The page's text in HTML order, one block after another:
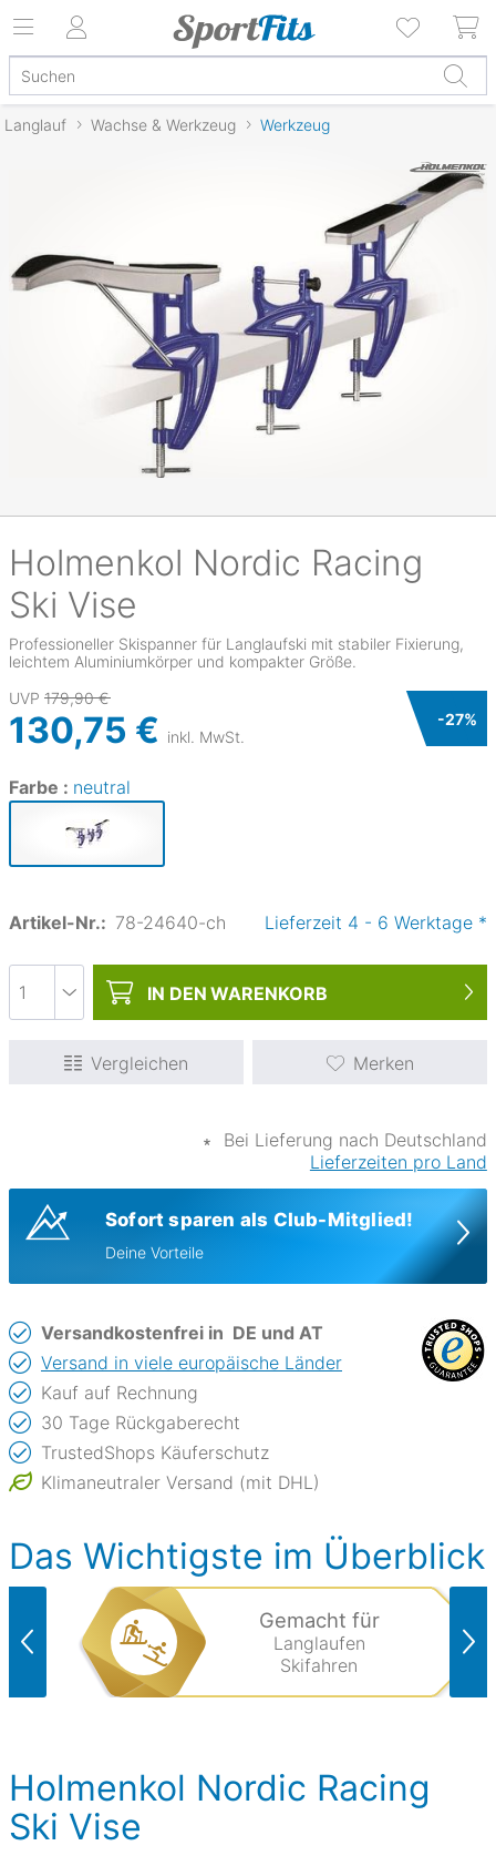
Langlauf Wachse & Werkzeug Werkzeug
Holmenkol Nordic Racing
Ski Vise
Professioneller Skispanner für Langlaufski mit stabiler Fixierung,
leichtem Aluminiumkörper und kompakter Größe.
UVP 179,90 €
130,75 € inkl. MwSt.
-27%
Farbe : neutral
Artikel-Nr.: 78-24640-ch Lieferzeit 4 - 6 Werktage *
IN DEN WARENKORB
Vergleichen Merken
∗
Bei Lieferung nach Deutschland
Lieferzeiten pro Land
Sofort sparen als Club-Mitglied!
Deine Vorteile
Versandkostenfrei in DE und AT
Versand in viele europäische Länder
Kauf auf Rechnung
30 Tage Rückgaberecht
TrustedShops Käuferschutz
Klimaneutraler Versand (mit DHL)
Das Wichtigste im Überblick
Gemacht für
Langlaufen
Skifahren
Holmenkol Nordic Racing
Ski Vise